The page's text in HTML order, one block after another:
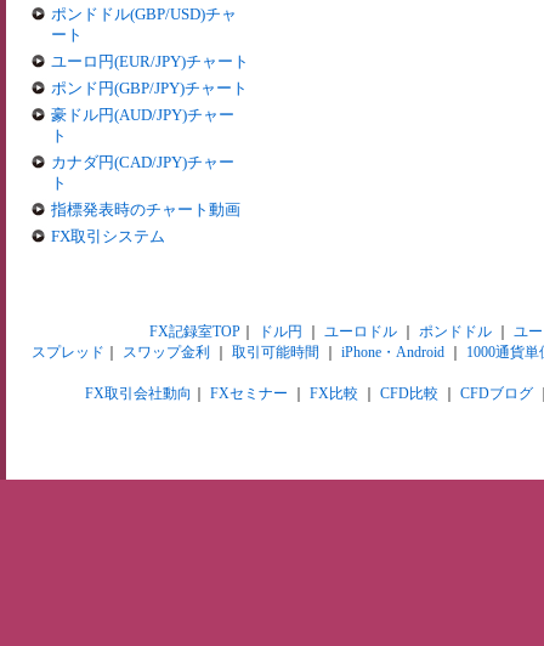
ポンドドル(GBP/USD)チャ
ート
ユーロ円(EUR/JPY)チャート
ポンド円(GBP/JPY)チャート
豪ドル円(AUD/JPY)チャー
ト
カナダ円(CAD/JPY)チャー
ト
指標発表時のチャート動画
FX取引システム
FX記録室TOP｜ ドル円 ユーロドル｜ ポンドドル｜ ユ
スプレッド
スワップ金利 取引可能時間 iPhone・Android 1000通貨単
FX取引会社動向 FXセミナー FX比較 CFD比較 CFDブログ